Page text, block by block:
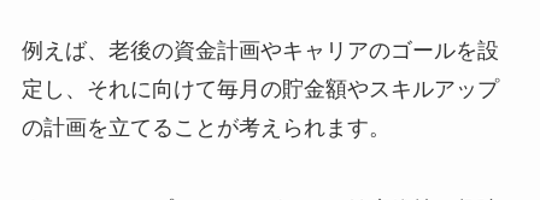
例えば、老後の資金計画やキャリアのゴールを設
定し、それに向けて毎月の貯金額やスキルアップ
の計画を立てることが考えられます。